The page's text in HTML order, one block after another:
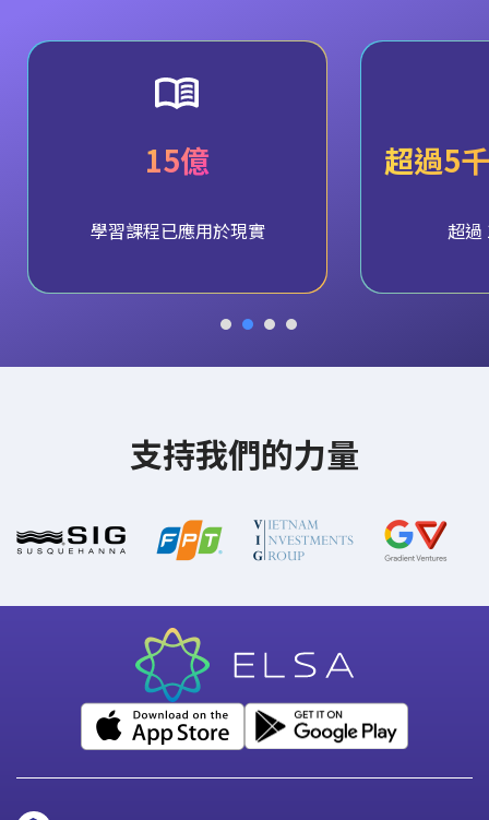
15億
學習課程已應用於現實
超過5
超過
支持我們的力量